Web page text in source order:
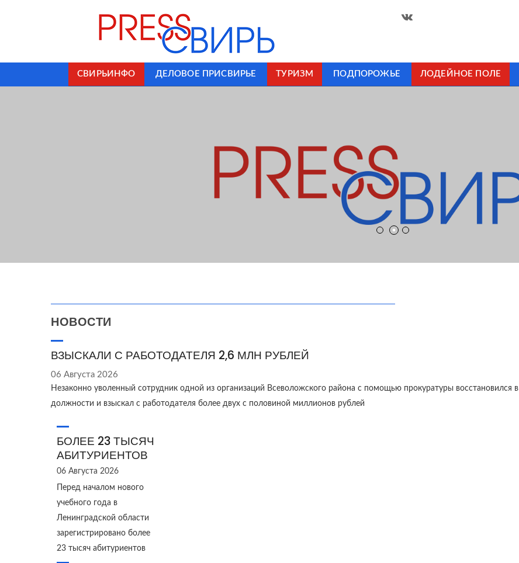
СВИРЬИНФО ДЕЛОВОЕ ПРИСВИРЬЕ ТУРИЗМ ПОДПОРОЖЬЕ ЛОДЕЙНОЕ ПОЛЕ
НОВОСТИ
ВЗЫСКАЛИ С РАБОТОДАТЕЛЯ 2,6 МЛН РУБЛЕЙ
06 Августа 2026
Незаконно уволенный сотрудник одной из организаций Всеволожского района с помощью прокуратуры восстановился в
должности и взыскал с работодателя более двух с половиной миллионов рублей
БОЛЕЕ 23 ТЫСЯЧ
АБИТУРИЕНТОВ
06 Августа 2026
Перед началом нового
учебного года в
Ленинградской области
зарегистрировано более
23 тысяч абитуриентов